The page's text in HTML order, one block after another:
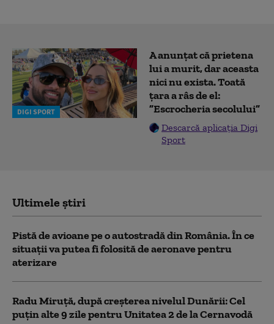
DIGI SPORT
A anunțat că prietena
lui a murit, dar aceasta
nici nu exista. Toată
țara a râs de el:
”Escrocheria secolului”
Descarcă aplicația Digi
Sport
Ultimele știri
Pistă de avioane pe o autostradă din România. În ce
situații va putea fi folosită de aeronave pentru
aterizare
Radu Miruță, după creșterea nivelul Dunării: Cel
puțin alte 9 zile pentru Unitatea 2 de la Cernavodă